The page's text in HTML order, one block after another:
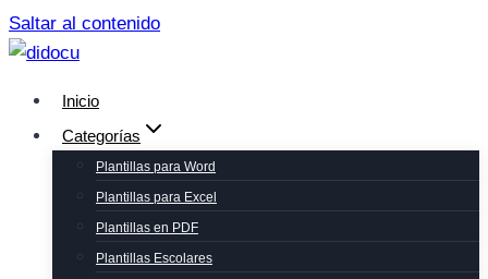
Saltar al contenido
Inicio
Categorías
Plantillas para Word
Plantillas para Excel
Plantillas en PDF
Plantillas Escolares